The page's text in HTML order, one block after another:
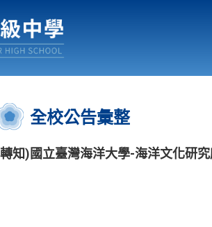
全校公告彙整
知)國立臺灣海洋大學-海洋文化研